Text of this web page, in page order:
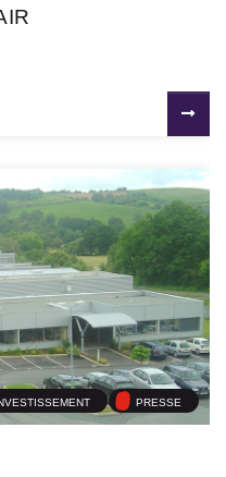
PRESSE